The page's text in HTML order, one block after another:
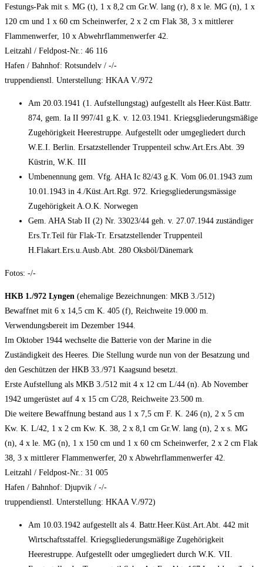
Festungs-Pak mit s. MG (t), 1 x 8,2 cm Gr.W. lang (r), 8 x le. MG (n), 1 x
120 cm und 1 x 60 cm Scheinwerfer, 2 x 2 cm Flak 38, 3 x mittlerer
Flammenwerfer, 10 x Abwehrflammenwerfer 42.
Leitzahl / Feldpost-Nr.: 46 116
Hafen / Bahnhof: Rotsundelv / -/-
truppendienstl. Unterstellung: HKAA V./972
Am 20.03.1941 (1. Aufstellungstag) aufgestellt als Heer.Küst.Battr.
874, gem. Ia II 997/41 g.K. v. 12.03.1941. Kriegsgliederungsmäßige
Zugehörigkeit Heerestruppe. Aufgestellt oder umgegliedert durch
W.E.I. Berlin. Ersatzstellender Truppenteil schw.Art.Ers.Abt. 39
Küstrin, W.K. III
Umbenennung gem. Vfg. AHA Ic 82/43 g.K. Vom 06.01.1943 zum
10.01.1943 in 4./Küst.Art.Rgt. 972. Kriegsgliederungsmässige
Zugehörigkeit A.O.K. Norwegen
Gem. AHA Stab II (2) Nr. 33023/44 geh. v. 27.07.1944 zuständiger
Ers.Tr.Teil für Flak-Tr. Ersatzstellender Truppenteil
H.Flakart.Ers.u.Ausb.Abt. 280 Oksböl/Dänemark
Fotos: -/-
HKB 1./972 Lyngen (ehemalige Bezeichnungen: MKB 3./512)
Bewaffnet mit 6 x 14,5 cm K. 405 (f), Reichweite 19.000 m.
Verwendungsbereit im Dezember 1944.
Im Oktober 1944 wechselte die Batterie von der Marine in die
Zuständigkeit des Heeres. Die Stellung wurde nun von der Besatzung und
den Geschützen der HKB 33./971 Kaagsund besetzt.
Erste Aufstellung als MKB 3./512 mit 4 x 12 cm L/44 (n). Ab November
1942 umgerüstet auf 4 x 15 cm C/28, Reichweite 23.500 m.
Die weitere Bewaffnung bestand aus 1 x 7,5 cm F. K. 246 (n), 2 x 5 cm
Kw. K. L/42, 1 x 2 cm Kw. K. 38, 2 x 8,1 cm Gr.W. lang (n), 2 x s. MG
(n), 4 x le. MG (n), 1 x 150 cm und 1 x 60 cm Scheinwerfer, 2 x 2 cm Flak
38, 3 x mittlerer Flammenwerfer, 20 x Abwehrflammenwerfer 42.
Leitzahl / Feldpost-Nr.: 31 005
Hafen / Bahnhof: Djupvik / -/-
truppendienstl. Unterstellung: HKAA V./972)
Am 10.03.1942 aufgestellt als 4. Battr.Heer.Küst.Art.Abt. 442 mit
Wirtschaftsstaffel. Kriegsgliederungsmäßige Zugehörigkeit
Heerestruppe. Aufgestellt oder umgegliedert durch W.K. VII.